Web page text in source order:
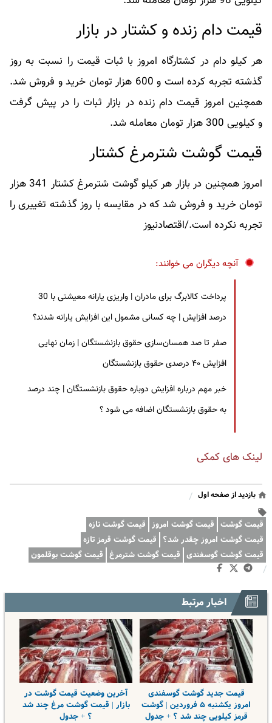
قیمت دام زنده و کشتار در بازار
هر کیلو دام در کشتارگاه امروز با ثبات قیمت را نسبت به روز
گذشته تجربه کرده است و 600 هزار تومان خرید و فروش شد.
همچنین امروز قیمت دام زنده در بازار ثبات را در پیش گرفت
و کیلویی 300 هزار تومان معامله شد.
قیمت گوشت شترمرغ کشتار
امروز همچنین در بازار هر کیلو گوشت شترمرغ کشتار 341 هزار
تومان خرید و فروش شد که در مقایسه با روز گذشته تغییری را
تجربه نکرده است./اقتصادنیوز
آنچه دیگران می خوانند:
پرداخت کالابرگ برای مادران | واریزی یارانه معیشتی با 30
درصد افزایش | چه کسانی مشمول این افزایش یارانه شدند؟
صفر تا صد همسان‌سازی حقوق بازنشستگان | زمان نهایی
افزایش ۴۰ درصدی حقوق بازنشستگان
خبر مهم درباره افزایش دوباره حقوق بازنشستگان | چند درصد
به حقوق بازنشستگان اضافه می شود ؟
لینک های کمکی
بازدید از صفحه اول /
قیمت گوشت قیمت گوشت امروز قیمت گوشت تازه
قیمت گوشت امروز چقدر شد؟
قیمت گوشت قرمز تازه
قیمت گوشت گوسفندی قیمت گوشت شترمرغ قیمت گوشت بوقلمون
/
اخبار مرتبط
قیمت جدید گوشت گوسفندی
امروز یکشنبه ۵ فروردین | گوشت
قرمز کیلویی چند شد ؟ + جدول
آخرین وضعیت قیمت گوشت در
بازار | قیمت گوشت مرغ چند شد
؟ + جدول